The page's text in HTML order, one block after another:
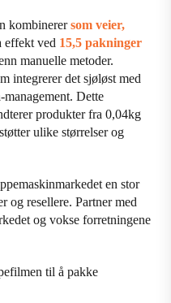
kombinerersom veier,
effekt ved 15,5 pakninger
manuelle metoder.
integrerer det sjøløst med
Dette
produkter fra 0,04kg
ulike størrelser og
en stor
og resellere. Partner med
og vokse forretningene
til å pakke